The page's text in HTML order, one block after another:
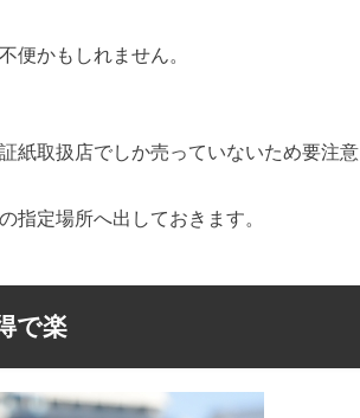
便かもしれません。
紙取扱店でしか売っていないため要注意
指定場所へ出しておきます。
で楽